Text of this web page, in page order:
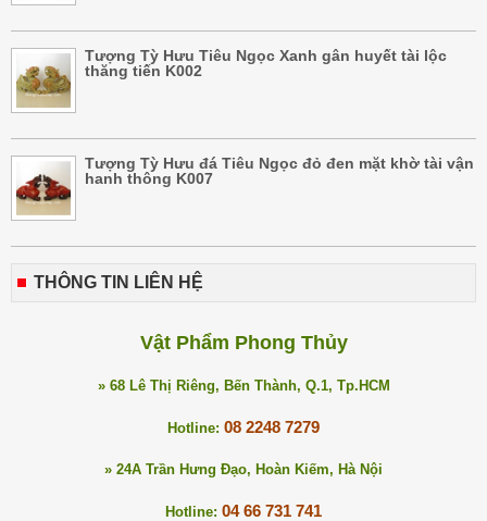
Tượng Tỳ Hưu Tiêu Ngọc Xanh gân huyết tài lộc
thăng tiến K002
Tượng Tỳ Hưu đá Tiêu Ngọc đỏ đen mặt khờ tài vận
hanh thông K007
THÔNG TIN LIÊN HỆ
Vật Phẩm Phong Thủy
» 68 Lê Thị Riêng, Bến Thành, Q.1, Tp.HCM
Hotline: 08 2248 7279
» 24A Trần Hưng Đạo, Hoàn Kiếm, Hà Nội
Hotline: 04 66 731 741